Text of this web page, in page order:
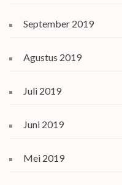
September 2019
Agustus 2019
Juli 2019
Juni 2019
Mei 2019